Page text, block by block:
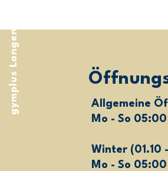
gymplus Langenrohr
Allgemeine
Mo - So
Winter (01.10
Mo - So